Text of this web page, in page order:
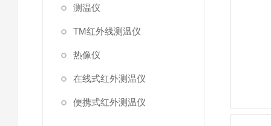
测温仪
TM红外线测温仪
热像仪
在线式红外测温仪
便携式红外测温仪